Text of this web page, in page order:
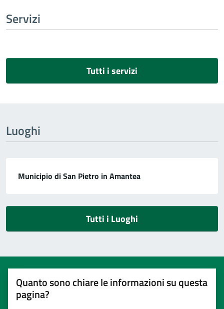
Servizi
Tutti i servizi
Luoghi
Municipio di San Pietro in Amantea
Tutti i Luoghi
Quanto sono chiare le informazioni su questa
pagina?